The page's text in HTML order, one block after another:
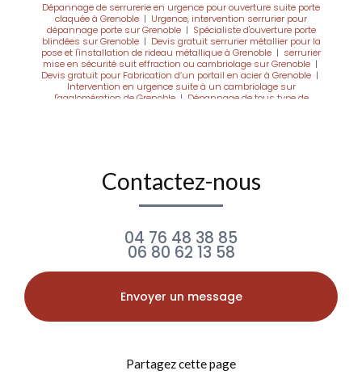
Dépannage de serrurerie en urgence pour ouverture suite porte
claquée à Grenoble | Urgence, intervention serrurier pour
dépannage porte sur Grenoble| Spécialiste d'ouverture porte
blindées sur Grenoble| Devis gratuit serrurier métallier pour la
pose et l'installation de rideau métallique à Grenoble | serrurier
mise en sécurité suit effraction ou cambriolage sur Grenoble|
Devis gratuit pour Fabrication d’un portail en acier à Grenoble |
Intervention en urgence suite à un cambriolage sur
l'agglomération de Grenoble| Dépannage de tous type de
Contactez-nous
04 76 48 38 85
06 80 62 13 58
Envoyer un message
Partagez cette page